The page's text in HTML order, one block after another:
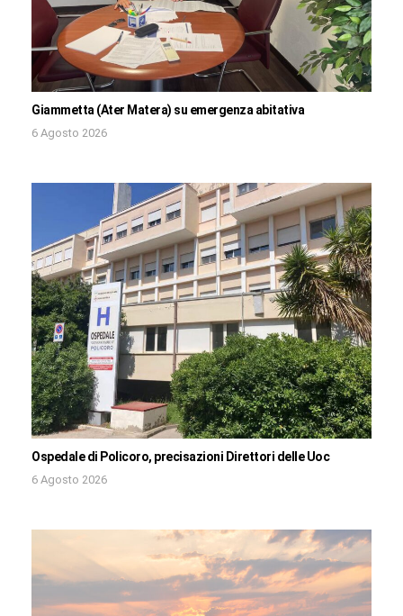
Giammetta (Ater Matera) su emergenza abitativa
6 Agosto 2026
Ospedale di Policoro, precisazioni Direttori delle Uoc
6 Agosto 2026